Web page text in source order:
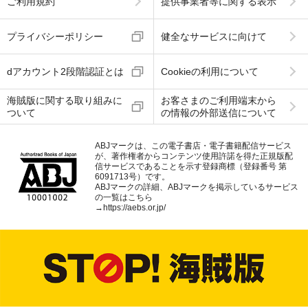
プライバシーポリシー 健全なサービスに向けて
dアカウント2段階認証とは Cookieの利用について
海賊版に関する取り組みに
ついて
お客さまのご利用端末から
の情報の外部送信について
ABJマークは、この電子書店・電子書籍配信サービス
が、著作権者からコンテンツ使用許諾を得た正規版配
信サービスであることを示す登録商標（登録番号 第
6091713号）です。
ABJマークの詳細、ABJマークを掲示しているサービス
の一覧はこちら
→https://aebs.or.jp/